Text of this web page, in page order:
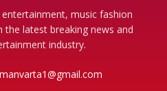
music fashion
the latest breaking news and
industry.